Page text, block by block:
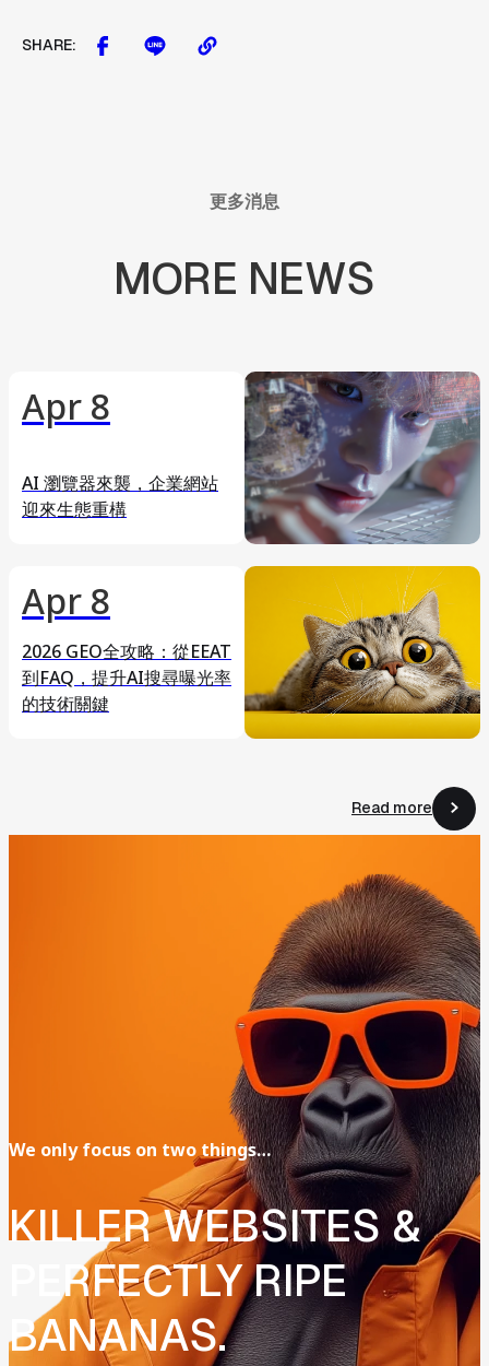
SHARE:
更多消息
MORE NEWS
Apr 8
AI 瀏覽器來襲，企業網站
迎來生態重構
Apr 8
2026 GEO全攻略：從EEAT
到FAQ，提升AI搜尋曝光率
的技術關鍵
Read more
Read more
We only focus on twothings…
KILLERWEBSITES &
PERFECTLYRIPE
BANANAS.